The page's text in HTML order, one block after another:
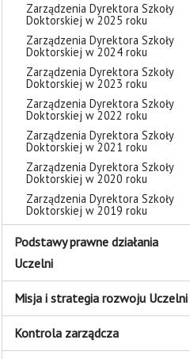
Zarządzenia Dyrektora Szkoły
Doktorskiej w 2025 roku
Zarządzenia Dyrektora Szkoły
Doktorskiej w 2024 roku
Zarządzenia Dyrektora Szkoły
Doktorskiej w 2023 roku
Zarządzenia Dyrektora Szkoły
Doktorskiej w 2022 roku
Zarządzenia Dyrektora Szkoły
Doktorskiej w 2021 roku
Zarządzenia Dyrektora Szkoły
Doktorskiej w 2020 roku
Zarządzenia Dyrektora Szkoły
Doktorskiej w 2019 roku
Podstawy prawne działania
Uczelni
Misja i strategia rozwoju Uczelni
Kontrola zarządcza